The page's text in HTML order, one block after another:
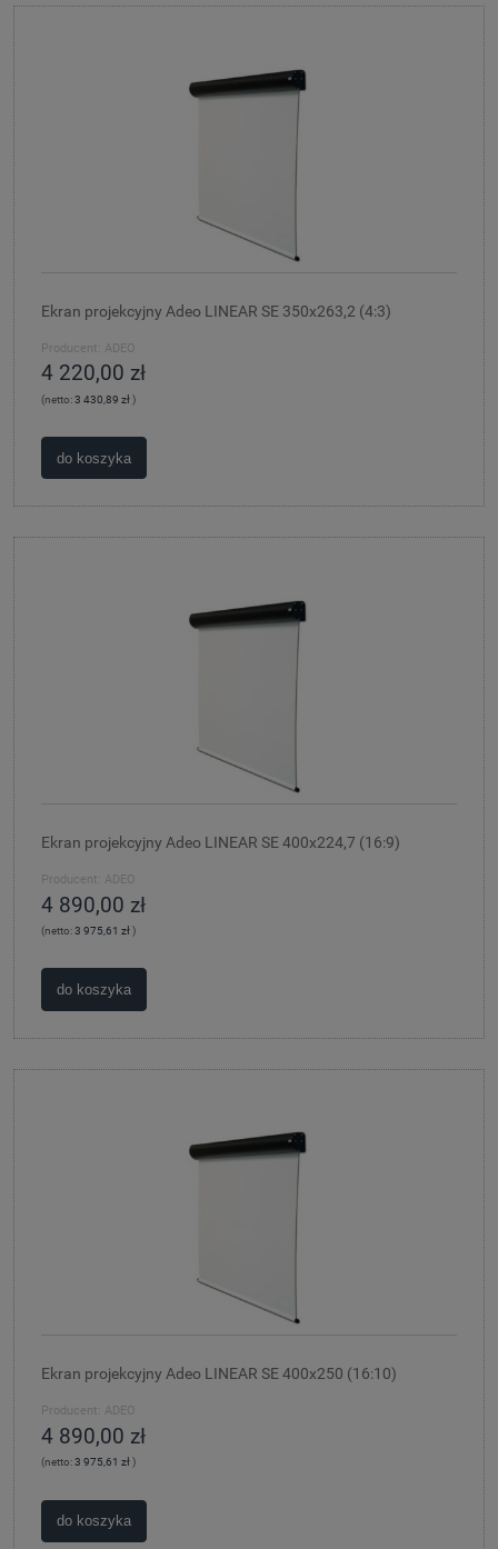
Ekran projekcyjny Adeo LINEAR SE 350x263,2 (4:3)
Producent: ADEO
4 220,00 zł
(netto:3 430,89 zł)
do koszyka
Ekran projekcyjny Adeo LINEAR SE 400x224,7 (16:9)
Producent: ADEO
4 890,00 zł
(netto:3 975,61 zł)
do koszyka
Ekran projekcyjny Adeo LINEAR SE 400x250 (16:10)
Producent: ADEO
4 890,00 zł
(netto:3 975,61 zł )
do koszyka